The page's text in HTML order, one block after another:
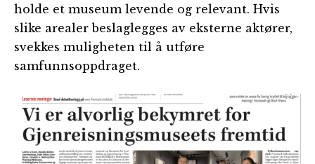
holde et museum levende og relevant. Hvis
slike arealer beslaglegges av eksterne aktører,
svekkes muligheten til å utføre
samfunnsoppdraget.